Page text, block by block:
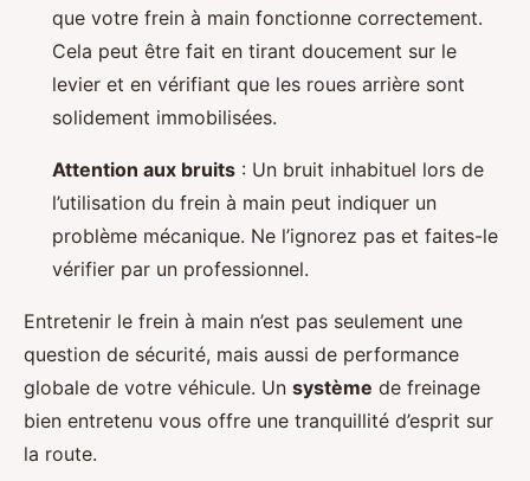
que votre frein à main fonctionne correctement.
Cela peut être fait en tirant doucement sur le
levier et en vérifiant que les roues arrière sont
solidement immobilisées.
Attention aux bruits : Un bruit inhabituel lors de
l’utilisation du frein à main peut indiquer un
problème mécanique. Ne l’ignorez pas et faites-le
vérifier par un professionnel.
Entretenir le frein à main n’est pas seulement une
question de sécurité, mais aussi de performance
globale de votre véhicule. Un système de freinage
bien entretenu vous offre une tranquillité d’esprit sur
la route.